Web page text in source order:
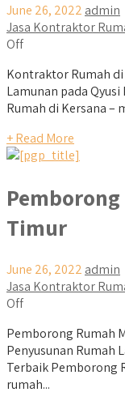
June 26, 2022 admin
Jasa Kontraktor
Off
Kontraktor Rumah di
Lamunan pada
Rumah di Kersana –
+ Read More
Timur
June 26, 2022 admin
Jasa Kontraktor
Off
Pemborong Rumah
Penyusunan Rumah
Terbaik Pemborong
rumah...